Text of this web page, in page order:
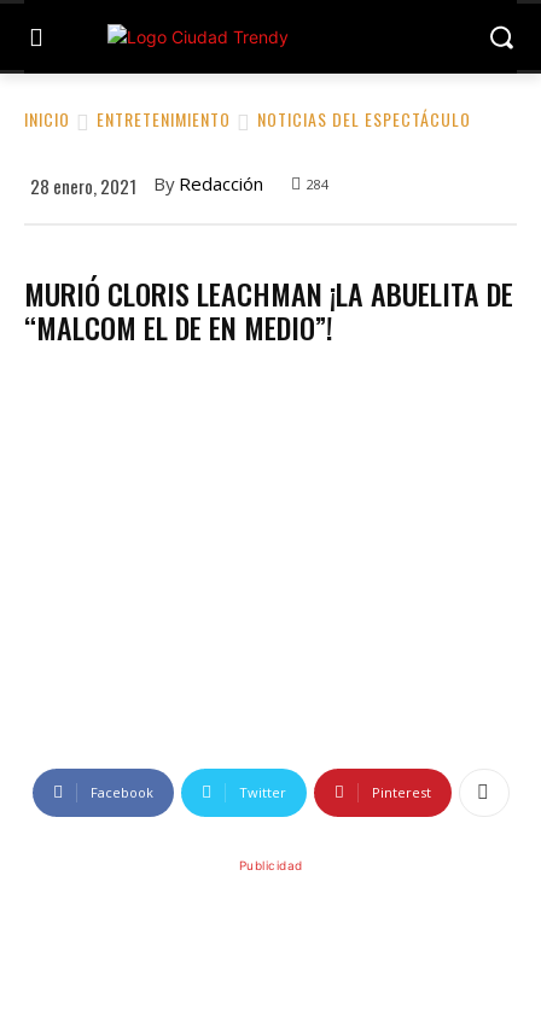
INICIO ENTRETENIMIENTO NOTICIAS DEL ESPECTÁCULO
28 enero, 2021 By Redacción 284
MURIÓ CLORIS LEACHMAN ¡LA ABUELITA DE
“MALCOM EL DE EN MEDIO”!
Facebook Twitter Pinterest
Publicidad